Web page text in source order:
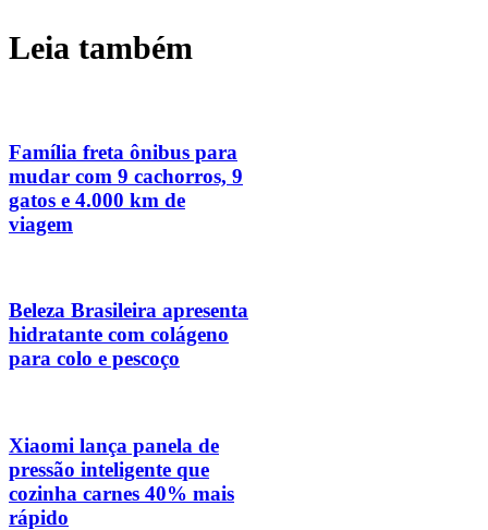
Leia também
Família freta ônibus para
mudar com 9 cachorros, 9
gatos e 4.000 km de
viagem
Beleza Brasileira apresenta
hidratante com colágeno
para colo e pescoço
Xiaomi lança panela de
pressão inteligente que
cozinha carnes 40% mais
rápido